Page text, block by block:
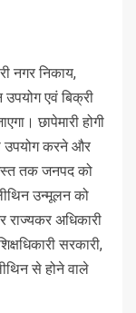
नगर निकाय,
उपयोग एवं बिक्री
छापेमारी होगी
उपयोग करने और
तक जनपद को
उन्मूलन को
अधिकारी
सरकारी,
से होने वाले